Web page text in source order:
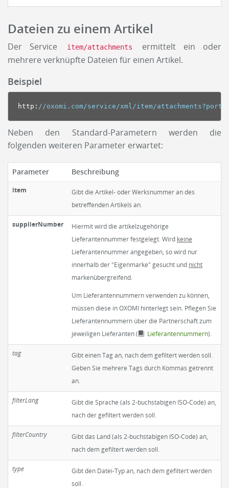
Dateien zu einem Artikel
Der Service item/attachments
ermittelt ein oder
mehrere verknüpfte Dateien für einen Artikel.
Beispiel
http : //oxomi.com/service/xml/item/
Neben den Standard-Parametern werden die
folgenden weiteren Parameter erwartet:
Parameter Beschreibung
item
Gibt die Artikel- oder Werksnummer an des
betreffenden Artikels an.
supplierNumber
Hiermit wird die artikelzugehörige
Lieferantennummer festgelegt. Wird keine
Lieferantennummer angegeben, so wird nur
innerhalb der "Eigenmarke" gesucht und nicht
markenübergreifend.
Um Lieferantennummern verwenden zu können,
müssen diese in OXOMI hinterlegt sein. Pflegen Sie
Lieferantennummern über die Partnerschaft zum
jeweiligen Lieferanten (
Lieferantennummern).
tag
Gibt einen Tag an, nach dem gefiltert werden soll.
Geben Sie mehrere Tags durch Kommas getrennt
an.
filterLang
Gibt die Sprache (als 2-buchstabigen ISO-Code) an,
nach der gefiltert werden soll.
filterCountry
Gibt das Land (als 2-buchstabigen ISO-Code) an,
nach dem gefiltert werden soll.
type
Gibt den Datei-Typ an, nach dem gefiltert werden
soll.